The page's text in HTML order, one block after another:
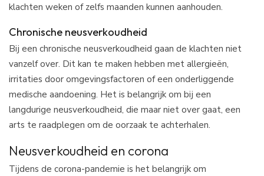
klachten weken of zelfs maanden kunnen aanhouden.
Chronische neusverkoudheid
Bij een chronische neusverkoudheid gaan de klachten niet
vanzelf over. Dit kan te maken hebben met allergieën,
irritaties door omgevingsfactoren of een onderliggende
medische aandoening. Het is belangrijk om bij een
langdurige neusverkoudheid, die maar niet over gaat, een
arts te raadplegen om de oorzaak te achterhalen.
Neusverkoudheid en corona
Tijdens de corona-pandemie is het belangrijk om